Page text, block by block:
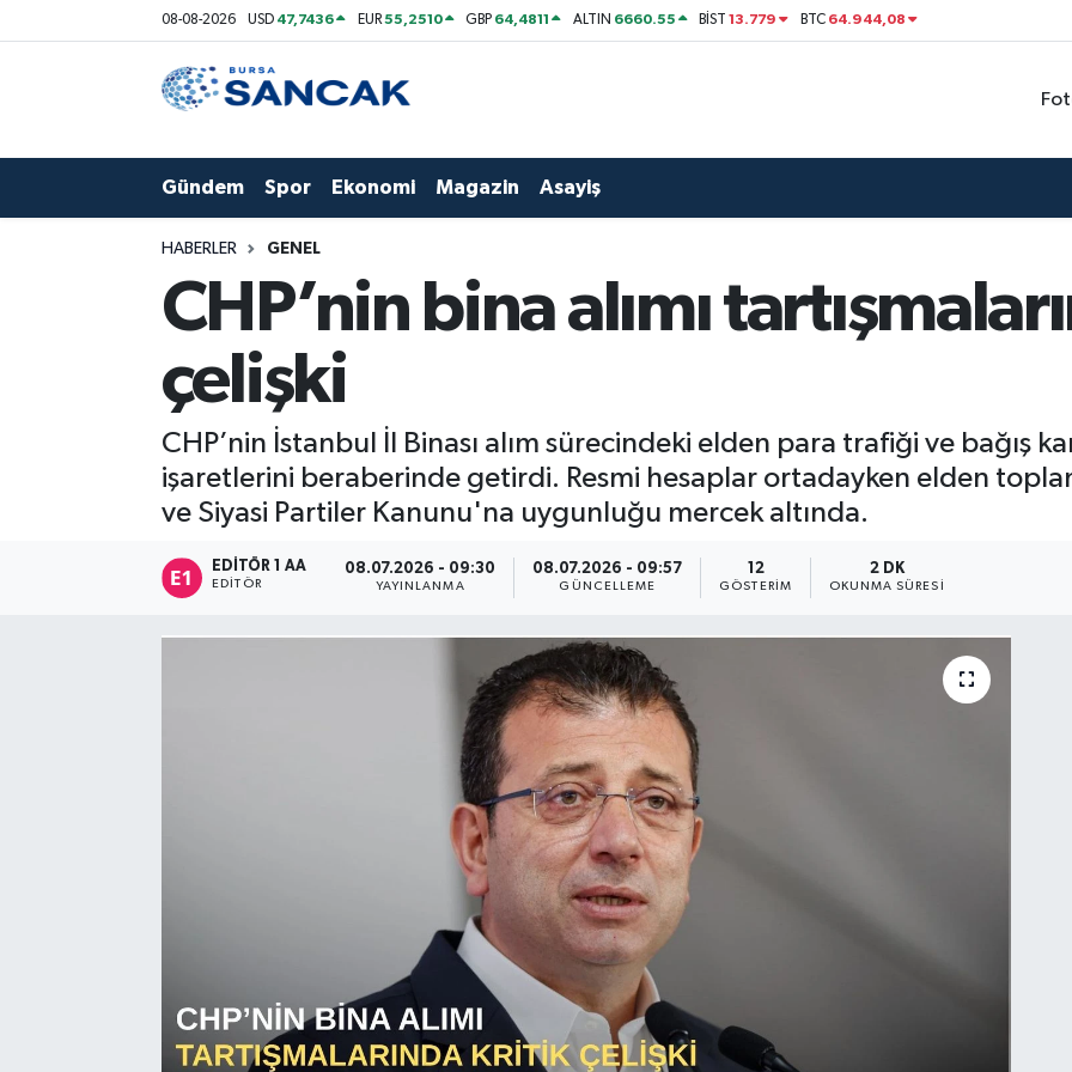
08-08-2026 USD 47,7436 EUR55,2510 GBP 64,4811 ALTIN 6660.55 BİST13.779 BTC 64.944,08
Gündem Spor Ekonomi Magazin Asayiş
HABERLER GENEL
CHP’nin bina alımı
çelişki
CHP’nin İstanbul İl Binası alım sürecindeki elden para trafiği ve bağış
işaretlerini beraberinde getirdi. Resmi hesaplar ortadayken elden
ve Siyasi Partiler Kanunu'na uygunluğu mercek altında.
EDITÖR 1 AA
EDITÖR
08.07.2026 - 09:30
YAYINLANMA
08.07.2026 - 09:57
GÜNCELLEME
12
GÖSTERIM
2 DK
OKUNMA SÜRESI
Hava Durumu
Son Dakika Haberleri
Haber Arşivi